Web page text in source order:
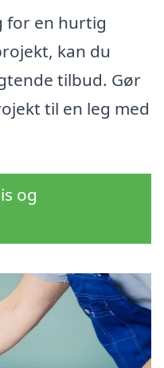
for en hurtig
kan du
tilbud. Gør
til en leg med
og